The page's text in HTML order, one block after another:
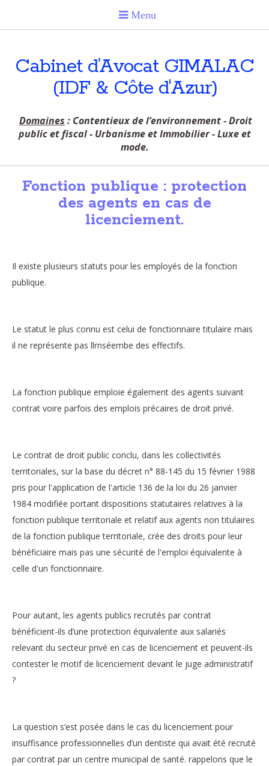
Cabinet d’Avocat GIMALAC
(IDF & Côte d'Azur)
Domaines : Contentieux de l’environnement - Droit
public et fiscal - Urbanisme et Immobilier - Luxe et
mode.
Fonction publique : protection
des agents en cas de
licenciement.
Il existe plusieurs statuts pour les employés de la fonction
publique.
Le statut le plus connu est celui de fonctionnaire titulaire mais
il ne représente pas llrnséembe des effectifs.
La fonction publique emploie également des agents suivant
contrat voire parfois des emplois précaires de droit privé.
Le contrat de droit public conclu, dans les collectivités
territoriales, sur la base du décret n° 88-145 du 15 février 1988
pris pour l'application de l'article 136 de la loi du 26 janvier
1984 modifiée portant dispositions statutaires relatives à la
fonction publique territoriale et relatif aux agents non titulaires
de la fonction publique territoriale, crée des droits pour leur
bénéficiaire mais pas une sécurité de l'emploi équivalente à
celle d'un fonctionnaire.
Pour autant, les agents publics recrutés par contrat
bénéficient-ils d’une protection équivalente aux salariés
relevant du secteur privé en cas de licenciement et peuvent-ils
contester le motif de licenciement devant le juge administratif
?
La question s’est posée dans le cas du licenciement pour
insuffisance professionnelles d’un dentiste qui avait été recruté
par contrat par un centre municipal de santé. rappelons que le